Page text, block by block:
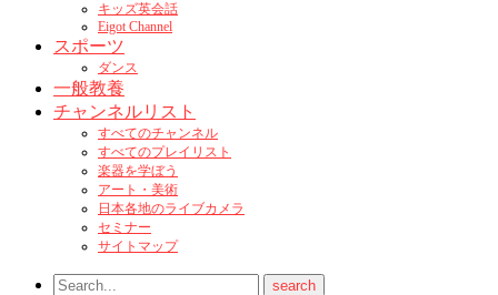
キッズ英会話
Eigot Channel
スポーツ
ダンス
一般教養
チャンネルリスト
すべてのチャンネル
すべてのプレイリスト
楽器を学ぼう
アート・美術
日本各地のライブカメラ
セミナー
サイトマップ